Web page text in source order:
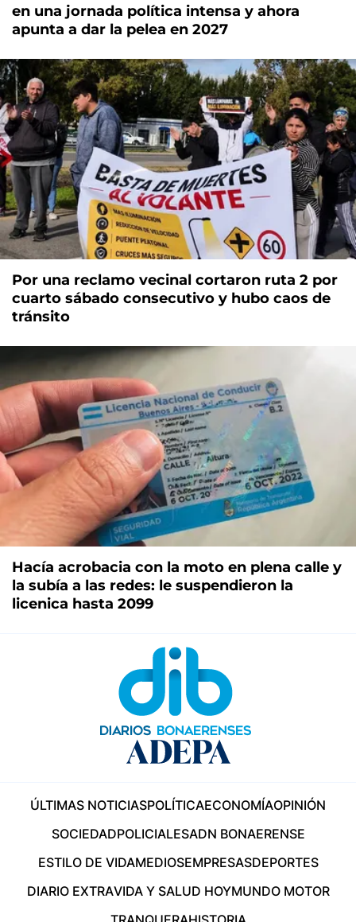
en una jornada política intensa y ahora
apunta a dar la pelea en 2027
Por una reclamo vecinal cortaron ruta 2 por
cuarto sábado consecutivo y hubo caos de
tránsito
Hacía acrobacia con la moto en plena calle y
la subía a las redes: le suspendieron la
licenica hasta 2099
ÚLTIMAS NOTICIASPOLÍTICAECONOMÍAOPINIÓN
SOCIEDADPOLICIALESADN BONAERENSE
ESTILO DE VIDAMEDIOSEMPRESASDEPORTES
DIARIO EXTRAVIDA Y SALUD HOYMUNDO MOTOR